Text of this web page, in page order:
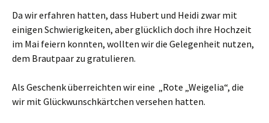
Da wir erfahren hatten, dass Hubert und Heidi zwar mit
einigen Schwierigkeiten, aber glücklich doch ihre Hochzeit
im Mai feiern konnten, wollten wir die Gelegenheit nutzen,
dem Brautpaar zu gratulieren.
Als Geschenk überreichten wir eine „Rote „Weigelia“, die
wir mit Glückwunschkärtchen versehen hatten.